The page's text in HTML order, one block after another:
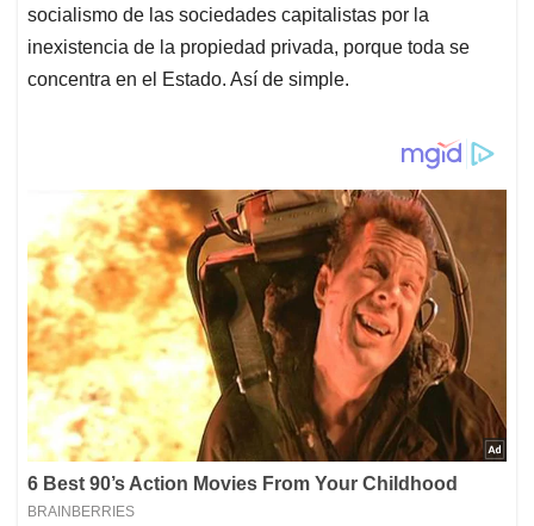
socialismo de las sociedades capitalistas por la
inexistencia de la propiedad privada, porque toda se
concentra en el Estado. Así de simple.